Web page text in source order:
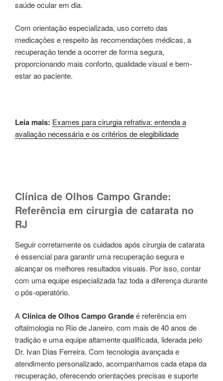
saúde ocular em dia.
Com orientação especializada, uso correto das
medicações e respeito às recomendações médicas, a
recuperação tende a ocorrer de forma segura,
proporcionando mais conforto, qualidade visual e bem-
estar ao paciente.
Leia mais: Exames para cirurgia refrativa: entenda a
avaliação necessária e os critérios de elegibilidade
Clínica de Olhos Campo Grande:
Referência em cirurgia de catarata no
RJ
Seguir corretamente os cuidados após cirurgia de catarata
é essencial para garantir uma recuperação segura e
alcançar os melhores resultados visuais. Por isso, contar
com uma equipe especializada faz toda a diferença durante
o pós-operatório.
AClínica de Olhos Campo Grandeé referência em
oftalmologia no Rio de Janeiro, com mais de 40 anos de
tradição e uma equipe altamente qualificada, liderada pelo
Dr. Ivan Dias Ferreira. Com tecnologia avançada e
atendimento personalizado, acompanhamos cada etapa da
recuperação, oferecendo orientações precisas e suporte